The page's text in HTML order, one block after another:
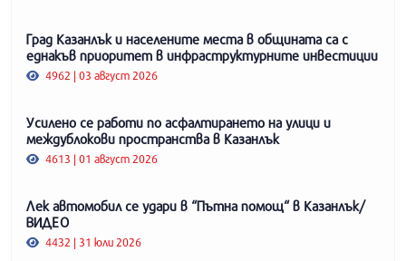
Град Казанлък и населените места в общината са с
еднакъв приоритет в инфраструктурните инвестиции
4962 | 03 август 2026
Усилено се работи по асфалтирането на улици и
междублокови пространства в Казанлък
4613 | 01 август 2026
Лек автомобил се удари в “Пътна помощ“ в Казанлък/
ВИДЕО
4432 | 31 юли 2026